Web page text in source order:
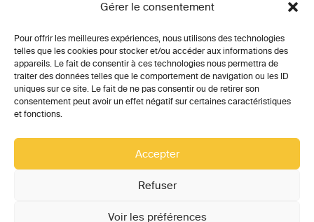
Gérer le consentement
Pour offrir les meilleures expériences, nous utilisons des technologies
telles que les cookies pour stocker et/ou accéder aux informations des
appareils. Le fait de consentir à ces technologies nous permettra de
traiter des données telles que le comportement de navigation ou les ID
uniques sur ce site. Le fait de ne pas consentir ou de retirer son
consentement peut avoir un effet négatif sur certaines caractéristiques
et fonctions.
Accepter
Refuser
Voir les préférences
Conférences à venir
Comptes-rendu des conférences
Partenaires
Replay des conférences
MENTIONS LÉGALES VIE PRIVÉE